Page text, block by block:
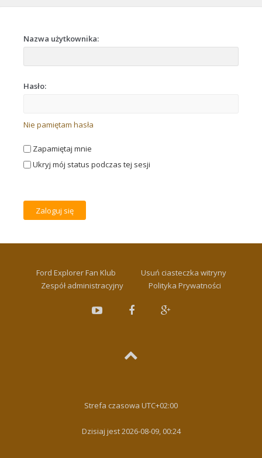
Nazwa użytkownika:
Hasło:
Nie pamiętam hasła
Zapamiętaj mnie
Ukryj mój status podczas tej sesji
Ford Explorer Fan Klub
Usuń ciasteczka witryny
Zespół administracyjny
Polityka Prywatności
Strefa czasowa UTC+02:00
Dzisiaj jest 2026-08-09, 00:24